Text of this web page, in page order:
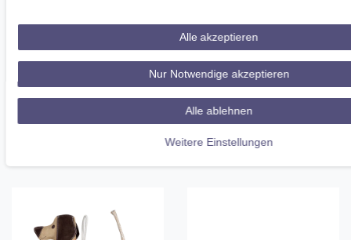
Liter
Waldhausen Staubbürste
HARDWOOD Echtholz mit
extra langen Borsten
16,95 € *
In den
*inkl. ges. MwSt.zzgl.
Versandkosten
Alle akzeptieren
Nur Notwendige akzeptieren
Alle ablehnen
Weitere Einstellungen